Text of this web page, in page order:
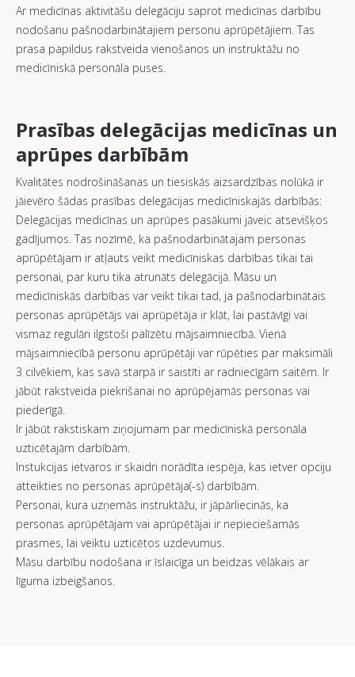
Ar medicīnas aktivitāšu delegāciju saprot medicīnas darbību
nodošanu pašnodarbinātajiem personu aprūpētājiem. Tas
prasa papildus rakstveida vienošanos un instruktāžu no
medicīniskā personāla puses.
Prasības delegācijas medicīnas un
aprūpes darbībām
Kvalitātes nodrošināšanas un tiesiskās aizsardzības nolūkā ir
jāievēro šādas prasības delegācijas medicīniskajās darbībās:
Delegācijas medicīnas un aprūpes pasākumi jāveic atsevišķos
gadījumos. Tas nozīmē, ka pašnodarbinātajam personas
aprūpētājam ir atļauts veikt medicīniskas darbības tikai tai
personai, par kuru tika atrunāts delegācijā. Māsu un
medicīniskās darbības var veikt tikai tad, ja pašnodarbinātais
personas aprūpētājs vai aprūpētāja ir klāt, lai pastāvīgi vai
vismaz regulāri ilgstoši palīzētu mājsaimniecībā. Vienā
mājsaimniecībā personu aprūpētāji var rūpēties par maksimāli
3 cilvēkiem, kas savā starpā ir saistīti ar radniecīgām saitēm. Ir
jābūt rakstveida piekrišanai no aprūpējamās personas vai
piederīgā.
Ir jābūt rakstiskam ziņojumam par medicīniskā personāla
uzticētajām darbībām.
Instukcijas ietvaros ir skaidri norādīta iespēja, kas ietver opciju
atteikties no personas aprūpētāja(-s) darbībām.
Personai, kura uzņemās instruktāžu, ir jāpārliecinās, ka
personas aprūpētājam vai aprūpētājai ir nepieciešamās
prasmes, lai veiktu uzticētos uzdevumus.
Māsu darbību nodošana ir īslaicīga un beidzas vēlākais ar
līguma izbeigšanos.